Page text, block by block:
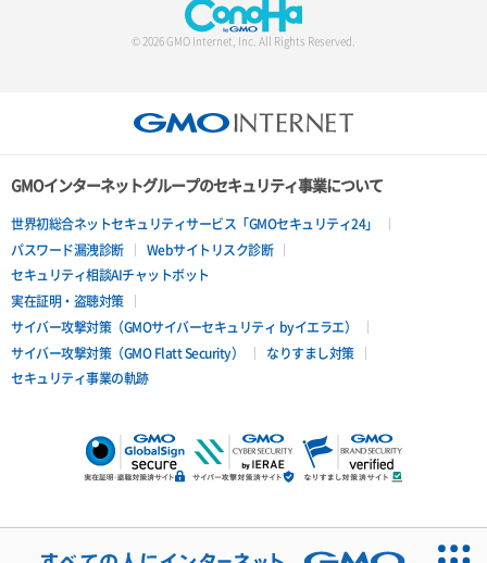
© 2026 GMO Internet, Inc. All Rights Reserved.
GMOインターネットグループのセキュリティ事業について
世界初総合ネットセキュリティサービス「GMOセキュリティ24」
パスワード漏洩診断
Webサイトリスク診断
セキュリティ相談AIチャットボット
実在証明・盗聴対策
サイバー攻撃対策（GMOサイバーセキュリティ byイエラエ）
サイバー攻撃対策（GMO Flatt Security）
なりすまし対策
セキュリティ事業の軌跡